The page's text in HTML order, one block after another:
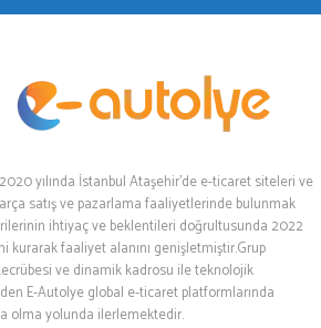
yılında İstanbul Ataşehir’de e-ticaret siteleri ve
satış ve pazarlama faaliyetlerinde bulunmak
ihtiyaç ve beklentileri doğrultusunda 2022
kurarak faaliyet alanını genişletmiştir.Grup
ve dinamik kadrosu ile teknolojik
E-Autolye global e-ticaret platformlarında
olma yolunda ilerlemektedir.